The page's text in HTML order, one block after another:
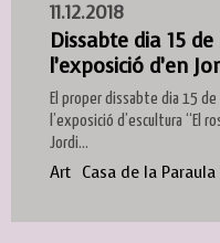
11.12.2018
Dissabte dia 15
l’exposició d’en
El proper dissabte dia 15
l’exposició d’escultura “El
Jordi...
Art Casa de la Paraula